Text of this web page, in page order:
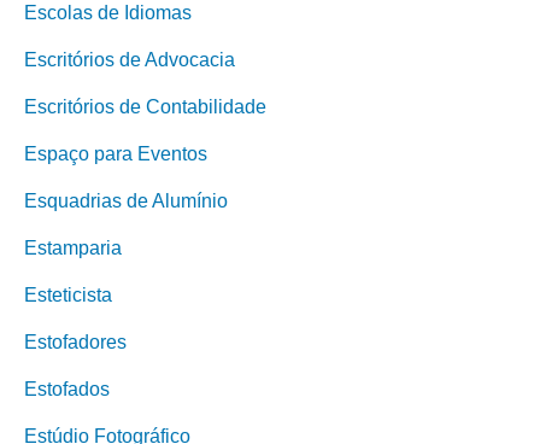
Escolas de Idiomas
Escritórios de Advocacia
Escritórios de Contabilidade
Espaço para Eventos
Esquadrias de Alumínio
Estamparia
Esteticista
Estofadores
Estofados
Estúdio Fotográfico